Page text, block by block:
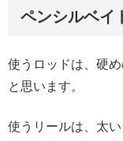
ペンシルベイ
使うロッドは、硬
と思います。
使うリールは、太